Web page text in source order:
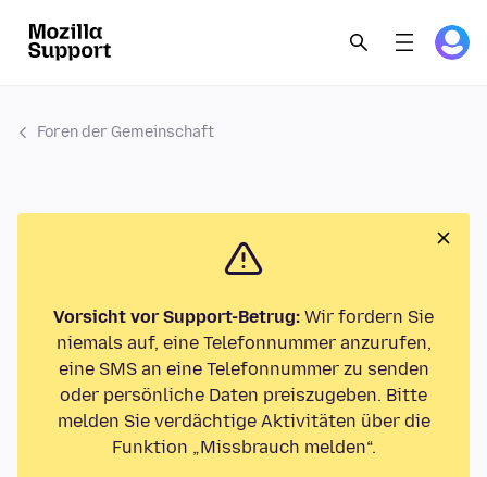
Foren der Gemeinschaft
Vorsicht vor Support-Betrug: Wir fordern Sie
niemals auf, eine Telefonnummer anzurufen,
eine SMS an eine Telefonnummer zu senden
oder persönliche Daten preiszugeben. Bitte
melden Sie verdächtige Aktivitäten über die
Funktion „Missbrauch melden“.